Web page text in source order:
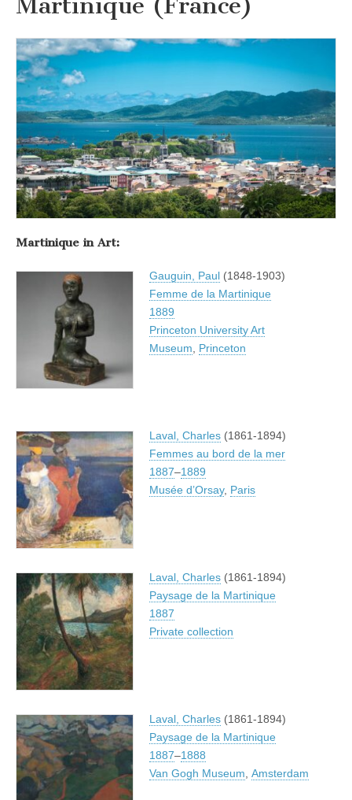
Martinique in Art:
Gauguin, Paul (1848-1903)
Femme de la Martinique
1889
Princeton University Art
Museum
Princeton
Laval, Charles (1861-1894)
Femmes au bord de la mer
1887–1889
Musée d’Orsay, Paris
Laval, Charles (1861-1894)
Paysage de la Martinique
1887
Private collection
Laval, Charles (1861-1894)
Paysage de la Martinique
1887–1888
Van Gogh Museum Amsterdam